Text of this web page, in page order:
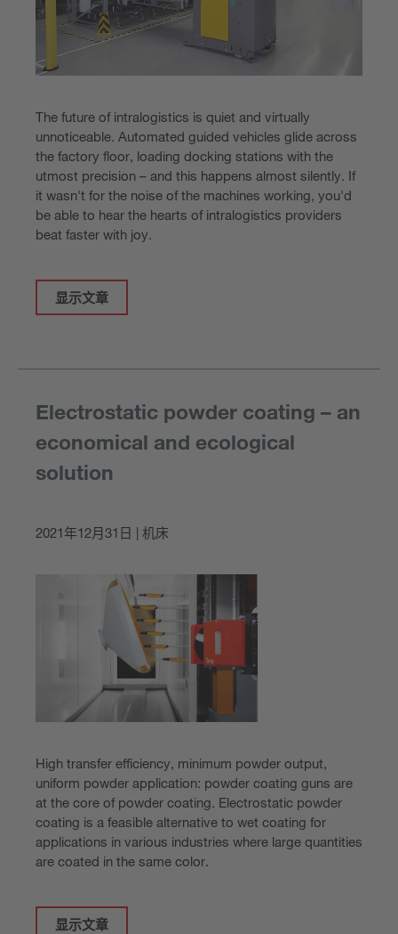
The future of intralogistics is quiet and virtually
unnoticeable. Automated guided vehicles glide across
the factory floor, loading docking stations with the
utmost precision – and this happens almost silently. If
it wasn't for the noise of the machines working, you'd
be able to hear the hearts of intralogistics providers
beat faster with joy.
显示文章
Electrostatic powder coating – an
economical and ecological
solution
2021年12月31日 | 机床
High transfer efficiency, minimum powder output,
uniform powder application: powder coating guns are
at the core of powder coating. Electrostatic powder
coating is a feasible alternative to wet coating for
applications in various industries where large quantities
are coated in the same color.
显示文章